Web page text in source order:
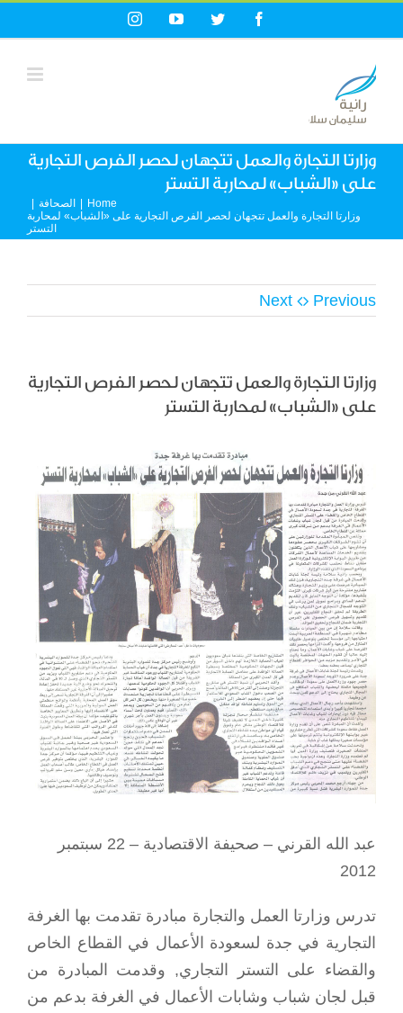
to
content
Facebook
Twitter
YouTube
Instagram
وزارتا التجارة والعمل تتجهان لحصر الفرص التجارية
على «الشباب» لمحاربة التستر
Home الصحافة
وزارتا التجارة والعمل تتجهان لحصر الفرص التجارية على «الشباب» لمحاربة
التستر
Previous
Next
وزارتا التجارة والعمل تتجهان لحصر الفرص التجارية
على «الشباب» لمحاربة التستر
Larger
Image
عبد الله القرني – صحيفة الاقتصادية – 22 سبتمبر
2012
تدرس وزارتا العمل والتجارة مبادرة تقدمت بها الغرفة
التجارية في جدة لسعودة الأعمال في القطاع الخاص
والقضاء على التستر التجاري, وقدمت المبادرة من
قبل لجان شباب وشابات الأعمال في الغرفة بدعم من